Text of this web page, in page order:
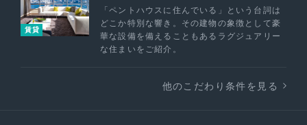
賃貸
「ペントハウスに住んでいる」という台詞は
どこか特別な響き。その建物の象徴として豪
華な設備を備えることもあるラグジュアリー
な住まいをご紹介。
他のこだわり条件を見る